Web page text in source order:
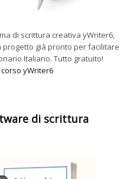
di scrittura creativa yWriter6,
già pronto per facilitare
Italiano. Tutto gratuito!
yWriter6
di scrittura